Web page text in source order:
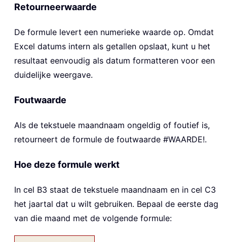
Retourneerwaarde
De formule levert een numerieke waarde op. Omdat
Excel datums intern als getallen opslaat, kunt u het
resultaat eenvoudig als datum formatteren voor een
duidelijke weergave.
Foutwaarde
Als de tekstuele maandnaam ongeldig of foutief is,
retourneert de formule de foutwaarde #WAARDE!.
Hoe deze formule werkt
In cel B3 staat de tekstuele maandnaam en in cel C3
het jaartal dat u wilt gebruiken. Bepaal de eerste dag
van die maand met de volgende formule: